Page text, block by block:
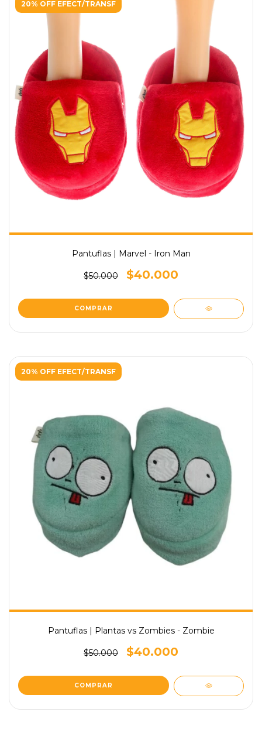
20% OFF EFECT/TRANSF
Pantuflas | Marvel - Iron Man
$50.000 $40.000
COMPRAR
20% OFF EFECT/TRANSF
Pantuflas | Plantas vs Zombies - Zombie
$50.000 $40.000
COMPRAR